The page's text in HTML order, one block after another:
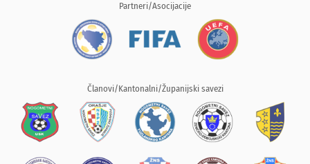
Partneri/Asocijacije
Članovi/Kantonalni/Županijski savezi